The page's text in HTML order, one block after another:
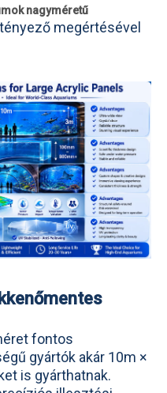
nagyméretű
megértésével
fontos
gyártók akár 10m ×
is gyárthatnak.